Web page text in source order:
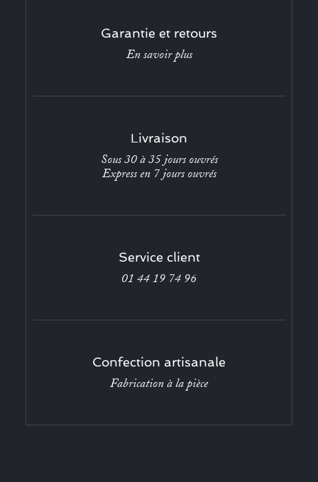
Garantie et retours
En savoir plus
Livraison
Sous 30 à 35 jours ouvrés
Express en 7 jours ouvrés
Service client
01 44 19 74 96
Confection artisanale
Fabrication à la pièce